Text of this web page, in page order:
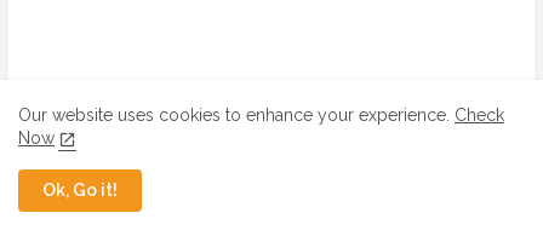
Our website uses cookies to enhance your experience. Check
Now
Ok, Go it!